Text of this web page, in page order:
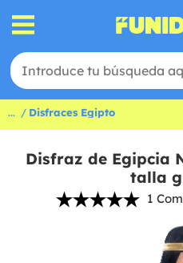
... Disfraces Egipto
Disfraz de Egipcia
talla
1